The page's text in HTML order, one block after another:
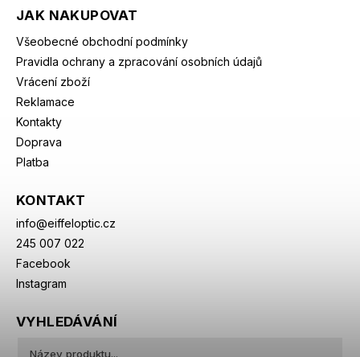
JAK NAKUPOVAT
Všeobecné obchodní podmínky
Pravidla ochrany a zpracování osobních údajů
Vrácení zboží
Reklamace
Kontakty
Doprava
Platba
KONTAKT
info@eiffeloptic.cz
245 007 022
Facebook
Instagram
VYHLEDÁVÁNÍ